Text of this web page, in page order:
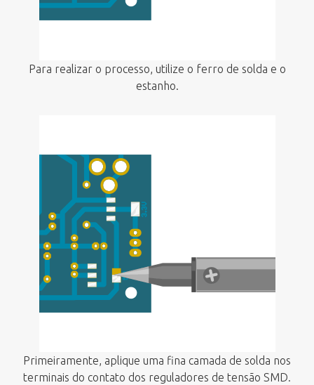
Para realizar o processo, utilize o ferro de solda e o
estanho.
Primeiramente, aplique uma fina camada de solda nos
terminais do contato dos reguladores de tensão SMD.